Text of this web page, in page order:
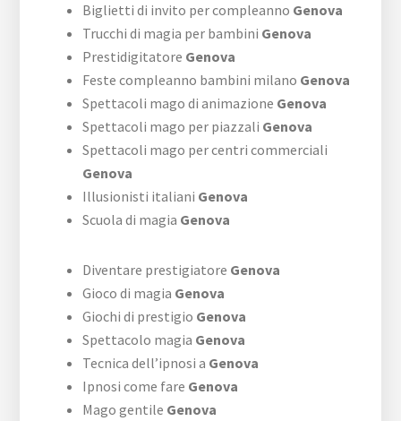
Biglietti di invito per compleanno Genova
Trucchi di magia per bambini Genova
Prestidigitatore Genova
Feste compleanno bambini milano Genova
Spettacoli mago di animazione Genova
Spettacoli mago per piazzali Genova
Spettacoli mago per centri commerciali
Genova
Illusionisti italiani Genova
Scuola di magia Genova
Diventare prestigiatore Genova
Gioco di magia Genova
Giochi di prestigio Genova
Spettacolo magia Genova
Tecnica dell’ipnosi a Genova
Ipnosi come fare Genova
Mago gentile Genova